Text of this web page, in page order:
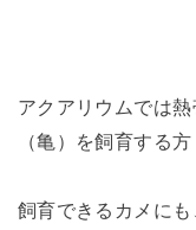
アクアリウムでは
（亀）を飼育する
飼育できるカメに